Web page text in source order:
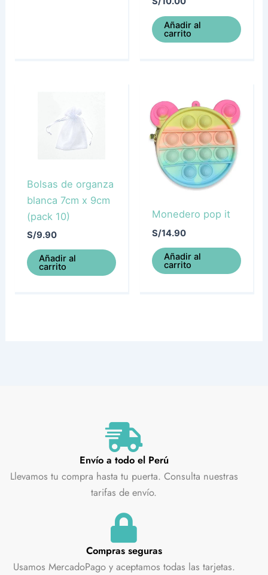
Añadir al
carrito
Bolsas de organza
blanca 7cm x 9cm
(pack 10)
S/9.90
Añadir al
carrito
Monedero pop it
S/14.90
Añadir al
carrito
Envío a todo el Perú
Llevamos tu compra hasta tu puerta. Consulta nuestras
tarifas de envío.
Compras seguras
Usamos MercadoPago y aceptamos todas las tarjetas.